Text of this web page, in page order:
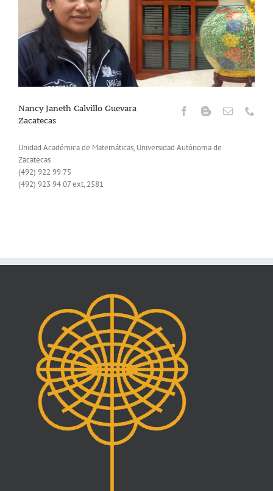
Nancy Janeth Calvillo Guevara
Zacatecas
Unidad Académica de Matemáticas, Universidad Autónoma de
Zacatecas
(492) 922 99 75
(492) 923 94 07 ext, 2581